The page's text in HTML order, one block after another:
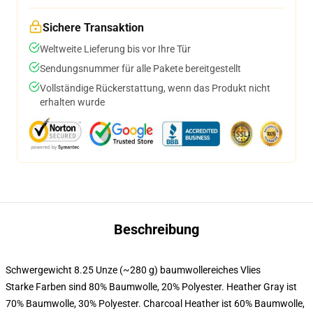
Sichere Transaktion
Weltweite Lieferung bis vor Ihre Tür
Sendungsnummer für alle Pakete bereitgestellt
Vollständige Rückerstattung, wenn das Produkt nicht
erhalten wurde
Beschreibung
Schwergewicht 8.25 Unze (~280 g) baumwollereiches Vlies
Starke Farben sind 80% Baumwolle, 20% Polyester. Heather Gray ist
70% Baumwolle, 30% Polyester. Charcoal Heather ist 60% Baumwolle,